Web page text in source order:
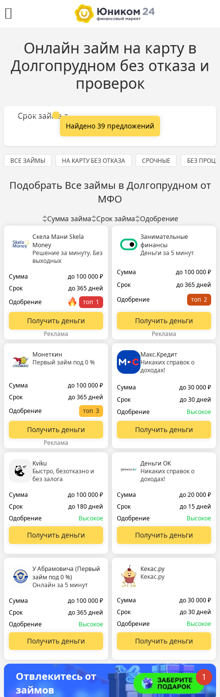
Онлайн займ на карту в
Долгопрудном без отказа и
проверок
Сумма займа
Срок займа
Найдено 39 предложений
ВСЕ ЗАЙМЫ НА КАРТУ БЕЗ ОТКАЗА СРОЧНЫЕ БЕЗ
Подобрать Все займы в Долгопрудном от
МФО
Сумма займа Срок займа Одобрение
Скела Мани Skela
Money
Решение за минуту. Без
выходных
Сумма
до 100 000 ₽
Срок
до 365 дней
Одобрение
топ
Получить деньги
Реклама
Занимательные
финансы
Деньги за 5 минут
Сумма
до 100 000 ₽
Срок
до 365 дней
Одобрение
топ
Получить деньги
Реклама
Монеткин
Первый займ под 0 %
Сумма
до 100 000 ₽
Срок
до 365 дней
Одобрение
топ
Получить деньги
Реклама
Макс.Кредит
Никаких справок о
доходах!
Сумма
до 30 000 ₽
Срок
до 30 дней
Одобрение
Высокое
Получить деньги
Kviku
Быстро, безотказно и
без залога
Сумма
до 100 000 ₽
Срок
до 180 дней
Одобрение
Высокое
Получить деньги
Деньги ОК
Никаких справок о
доходах!
Сумма
до 20 000 ₽
Срок
до 15 дней
Одобрение
Высокое
Получить деньги
У Абрамовича (Первый
займ под 0 %)
Онлайн за 5 минут
Сумма
до 100 000 ₽
Срок
до 365 дней
Одобрение
Высокое
Получить деньги
Кекас.ру
Кекас.ру
Сумма
до 30 000 ₽
Срок
до 30 дней
Одобрение
Высокое
Получить деньги
Отвлекитесь от
займов
1